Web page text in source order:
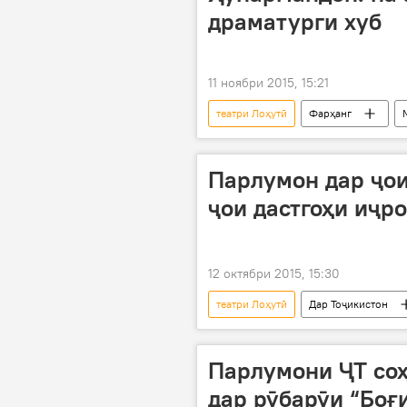
драматурги хуб
11 ноябри 2015, 15:21
театри Лоҳутӣ Фарҳанг
Ҳамаи хабарҳо
Душанбе
театр
тахриби театр
даҳшат
Парлумон дар
ҷои дастгоҳи
12 октябри 2015, 15:30
театри Лоҳутӣ Дар Тоҷикистон
Душанбе
Нуралӣ Саидзода
тахриби биноҳо
пойтахт
Парлумони ҶТ
дар рӯбарӯи